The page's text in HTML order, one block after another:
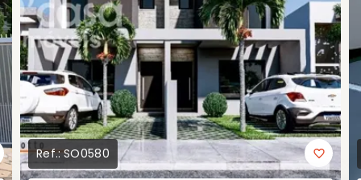
Ref.:SO0580